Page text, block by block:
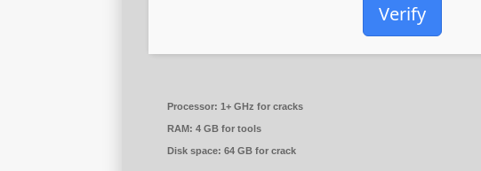
Verify
Processor: 1+ GHz for cracks
RAM: 4 GB for tools
Disk space: 64 GB for crack